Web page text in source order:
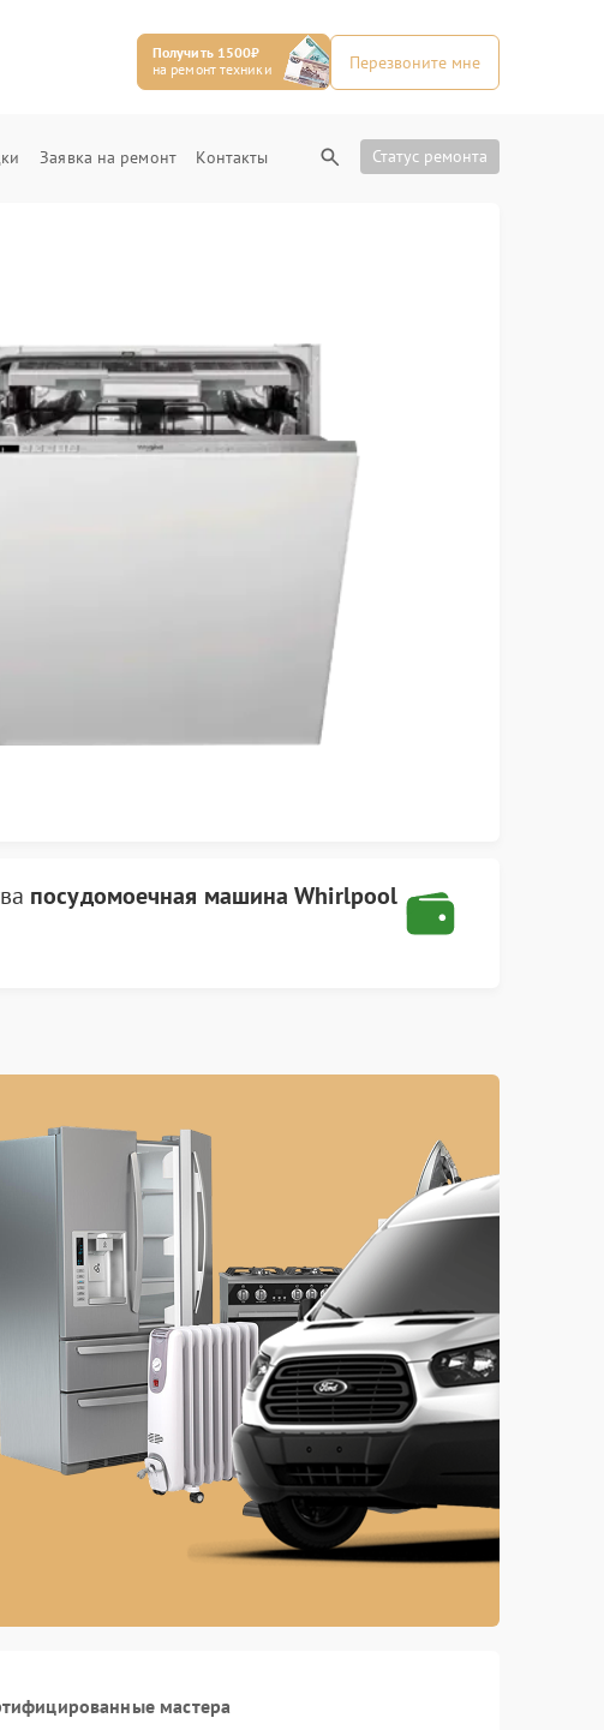
Получить 1500₽
на ремонт техники
Перезвоните мне
Заявка на ремонт Контакты Статус ремонта
посудомоечная машина Whirlpool
мастера